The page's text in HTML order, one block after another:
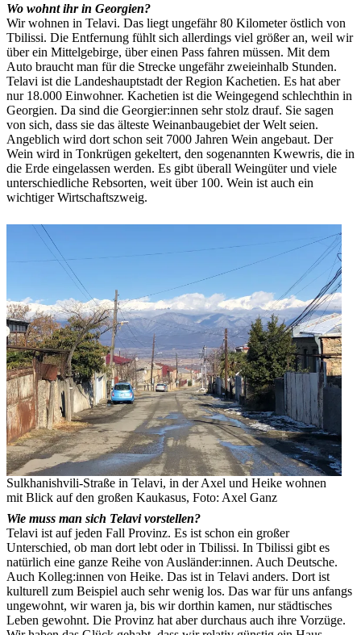
Wo wohnt ihr in Georgien?
Wir wohnen in Telavi. Das liegt ungefähr 80 Kilometer östlich von
Tbilissi. Die Entfernung fühlt sich allerdings viel größer an, weil wir
über ein Mittelgebirge, über einen Pass fahren müssen. Mit dem
Auto braucht man für die Strecke ungefähr zweieinhalb Stunden.
Telavi ist die Landeshauptstadt der Region Kachetien. Es hat aber
nur 18.000 Einwohner. Kachetien ist die Weingegend schlechthin in
Georgien. Da sind die Georgier:innen sehr stolz drauf. Sie sagen
von sich, dass sie das älteste Weinanbaugebiet der Welt seien.
Angeblich wird dort schon seit 7000 Jahren Wein angebaut. Der
Wein wird in Tonkrügen gekeltert, den sogenannten Kwewris, die in
die Erde eingelassen werden. Es gibt überall Weingüter und viele
unterschiedliche Rebsorten, weit über 100. Wein ist auch ein
wichtiger Wirtschaftszweig.
Sulkhanishvili-Straße in Telavi, in der Axel und Heike wohnen
mit Blick auf den großen Kaukasus, Foto: Axel Ganz
Wie muss man sich Telavi vorstellen?
Telavi ist auf jeden Fall Provinz. Es ist schon ein großer
Unterschied, ob man dort lebt oder in Tbilissi. In Tbilissi gibt es
natürlich eine ganze Reihe von Ausländer:innen. Auch Deutsche.
Auch Kolleg:innen von Heike. Das ist in Telavi anders. Dort ist
kulturell zum Beispiel auch sehr wenig los. Das war für uns anfangs
ungewohnt, wir waren ja, bis wir dorthin kamen, nur städtisches
Leben gewohnt. Die Provinz hat aber durchaus auch ihre Vorzüge.